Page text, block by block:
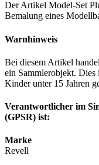
Der Artikel Model-Set
Bemalung eines
Warnhinweis
Bei diesem Artikel
ein Sammlerobjekt. Dies
Kinder unter 15 Jahren
Verantwortlicher im
(GPSR) ist:
Marke
Revell